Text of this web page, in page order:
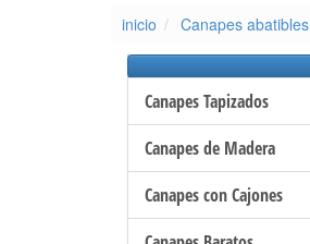
inicio Canapes abatibles
Canapes Tapizados
Canapes de Madera
Canapes con Cajones